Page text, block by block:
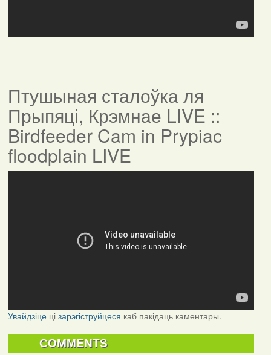
Птушыная сталоўка ля
Прыпяці, Крэмнае LIVE ::
Birdfeeder Cam in Prypiac
floodplain LIVE
Увайдзіцеці зарэгіструйцеся каб пакідаць каментары.
COMMENTS